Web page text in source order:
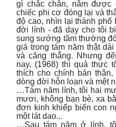
gì chắc chắn, nắm
chiếc phi cơ đóng lại và
độ cao, nhìn lại thành
đời lính - đã dạy cho tôi
sung sướng tầm thường
giá trong tám năm thật
và căng thẳng. Nhưng
nay, (1968) thì quả thực
thích cho chính bản
dòng đời hỗn loạn và mệt
…Tám năm lính, tôi hai
mươi, không bạn bè, xa
đơn kinh khiếp biến con
một lát dao...
…Sau tám năm ở lính,